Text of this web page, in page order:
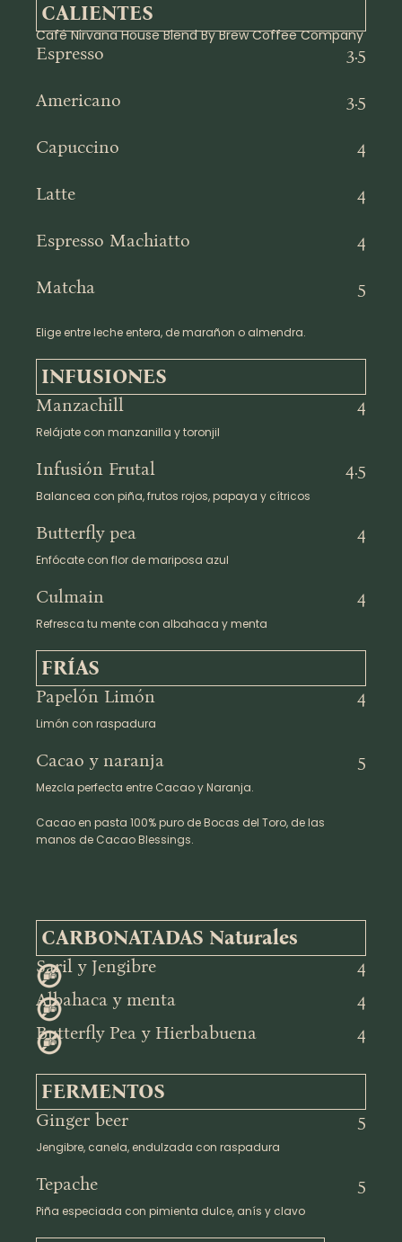
CALIENTES
Café Nirvana House Blend By Brew Coffee Company
Espresso 3.5
Americano 3.5
Capuccino 4
Latte 4
Espresso Machiatto 4
Matcha 5
Elige entre leche entera, de marañon o almendra.
INFUSIONES
Manzachill 4
Relájate con manzanilla y toronjil
Infusión Frutal 4.5
Balancea con piña, frutos rojos, papaya y cítricos
Butterfly pea 4
Enfócate con flor de mariposa azul
Culmain 4
Refresca tu mente con albahaca y menta
FRÍAS
Papelón Limón 4
Limón con raspadura
Cacao y naranja 5
Mezcla perfecta entre Cacao y Naranja.
Cacao en pasta 100% puro de Bocas del Toro, de las
manos de Cacao Blessings.
CARBONATADAS Naturales
Saril y Jengibre
4
Albahaca y menta
4
Butterfly Pea y Hierbabuena
4
FERMENTOS
Ginger beer 5
Jengibre, canela, endulzada con raspadura
Tepache 5
Piña especiada con pimienta dulce, anís y clavo